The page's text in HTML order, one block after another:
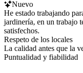
Nuevo
He estado trabajando
jardinería, en un trabajo
satisfechos.
Respeto de los locales
La calidad antes que la
Puntualidad y fiabilidad